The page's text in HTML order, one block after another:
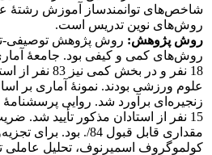
شاخص‌های توانمندساز آموزش رشتۀ
روش‌های نوین تدریس است.
روش پژوهش: روش پژوهش توصیفی-
روش‌های کمی و کیفی بود. جامعۀ
18 نفر و در بخش
علوم ورزشی بودند. نمونۀ آماری بر
زنجیره‌ای برآورد شد. روایی
15 نفر از استادان مذکور تأیید شد.
مقداری قابل قبول 84/.
کولموگروف اسمیرنوف، تحلیل عاملی